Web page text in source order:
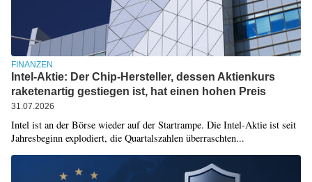
FINANZEN
Intel-Aktie: Der Chip-Hersteller, dessen Aktienkurs
raketenartig gestiegen ist, hat einen hohen Preis
31.07.2026
Intel ist an der Börse wieder auf der Startrampe. Die Intel-Aktie ist seit
Jahresbeginn explodiert, die Quartalszahlen überraschten...